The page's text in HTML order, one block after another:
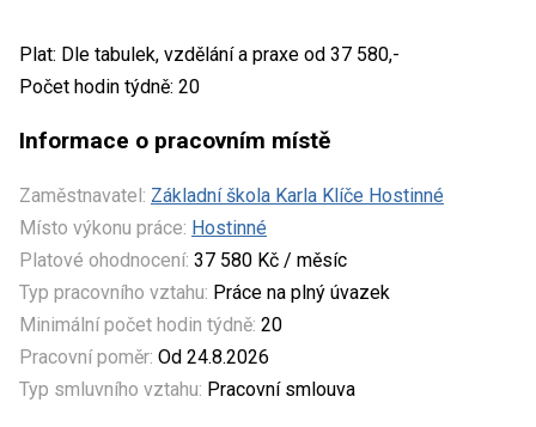
Plat: Dle tabulek, vzdělání a praxe od 37 580,-
Počet hodin týdně: 20
Informace o pracovním místě
Zaměstnavatel: Základní škola Karla Klíče Hostinné
Místo výkonu práce: Hostinné
Platové ohodnocení: 37 580 Kč / měsíc
Typ pracovního vztahu: Práce na plný úvazek
Minimální počet hodin týdně: 20
Pracovní poměr: Od 24.8.2026
Typ smluvního vztahu: Pracovní smlouva